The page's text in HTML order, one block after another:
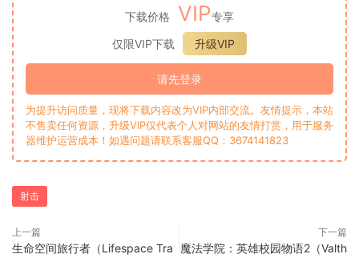
下载价格 VIP专享
仅限VIP下载
升级VIP
请先登录
为提升访问质量，现将下载内容改为VIP内部交流。友情提示，本站
不售卖任何资源，升级VIP仅代表个人对网站的友情打赏，用于服务
器维护运营成本！如遇问题请联系客服QQ：3674141823
射击
上一篇
生命空间旅行者（Lifespace Tra
下一篇
魔法学院：英雄校园物语2（Valth